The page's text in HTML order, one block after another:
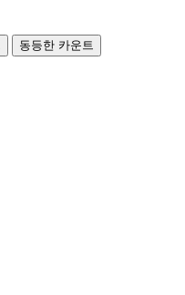
동등한 카운트